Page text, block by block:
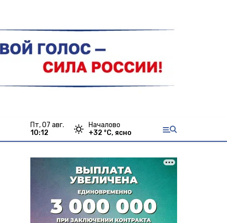
пт, 07 авг.
10:12
Началово
+32 °С, ясно